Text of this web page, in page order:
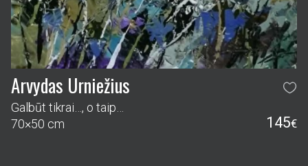
Arvydas Urniežius
Galbūt tikrai…, o taip…
70×50 cm
145€